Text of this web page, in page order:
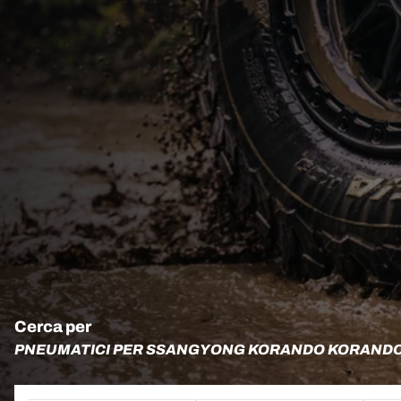
Cerca per
PNEUMATICI PER SSANGYONG KORANDO